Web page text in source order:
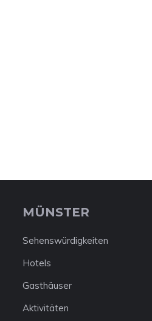
MÜNSTER
Sehenswürdigkeiten
Hotels
Gasthäuser
Aktivitäten